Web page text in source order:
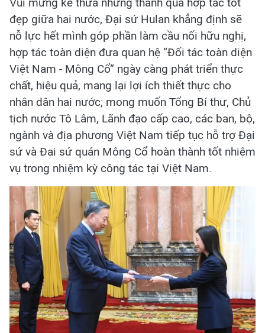
đẹp giữa hai nước, Đại sứ Hulan khẳng định sẽ
nỗ lực hết mình góp phần làm cầu nối hữu nghị,
hợp tác toàn diện đưa quan hệ “Đối tác toàn diện
Việt Nam - Mông Cổ” ngày càng phát triển thực
chất, hiệu quả, mang lại lợi ích thiết thực cho
nhân dân hai nước; mong muốn Tổng Bí thư, Chủ
tịch nước Tô Lâm, Lãnh đạo cấp cao, các ban, bộ,
ngành và địa phương Việt Nam tiếp tục hỗ trợ Đại
sứ và Đại sứ quán Mông Cổ hoàn thành tốt nhiệm
vụ trong nhiệm kỳ công tác tại Việt Nam.